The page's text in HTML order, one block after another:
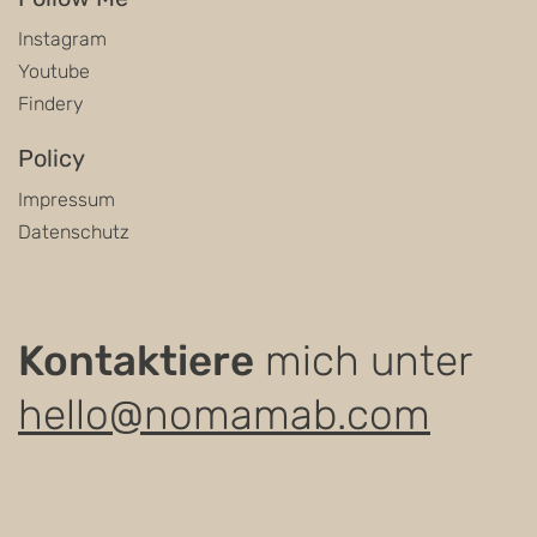
Kontaktiere mich unter
hello@nomamab.com
Instagram
Youtube
Findery
Policy
Impressum
Datenschutz